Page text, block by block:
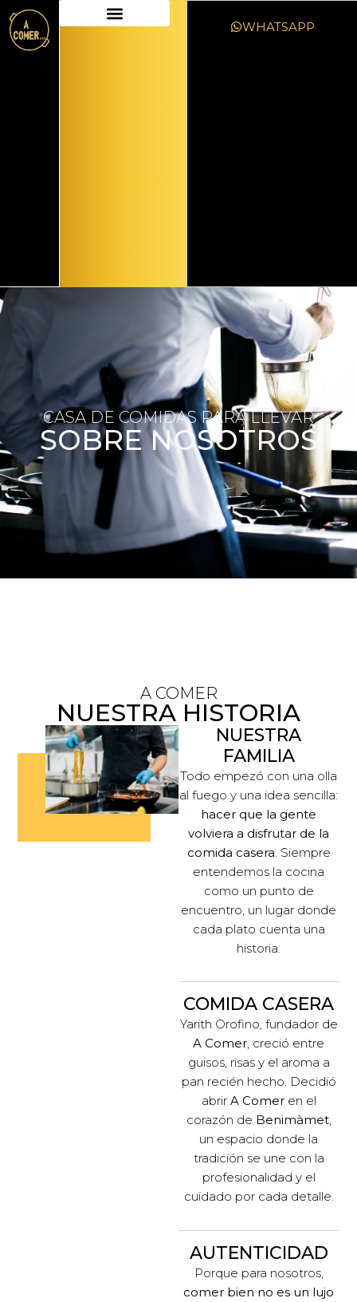
WHATSAPP
CASA DE COMIDAS PARA LLEVAR
SOBRE NOSOTROS
A COMER
NUESTRA HISTORIA
NUESTRA
FAMILIA
Todo empezó con una olla
al fuego y una idea sencilla:
hacer que la gente
volviera a disfrutar de la
comida casera. Siempre
entendemos la cocina
como un punto de
encuentro, un lugar donde
cada plato cuenta una
historia.
COMIDA CASERA
Yarith Orofino, fundador de
A Comer, creció entre
guisos, risas y el aroma a
pan recién hecho. Decidió
abrir A Comeren el
corazón de Benimàmet,
un espacio donde la
tradición se une con la
profesionalidad y el
cuidado por cada detalle.
AUTENTICIDAD
Porque para nosotros,
comer bien no es un lujo